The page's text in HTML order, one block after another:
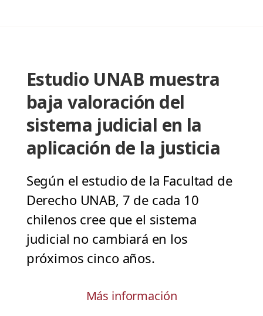
Estudio UNAB muestra
baja valoración del
sistema judicial en la
aplicación de la justicia
Según el estudio de la Facultad de
Derecho UNAB, 7 de cada 10
chilenos cree que el sistema
judicial no cambiará en los
próximos cinco años.
Más información